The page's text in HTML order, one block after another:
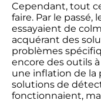
Cependant, tout
faire. Par le passé,
essayaient de
acquérant des
problèmes
encore des outils
une inflation de la
solutions de
fonctionnaient,